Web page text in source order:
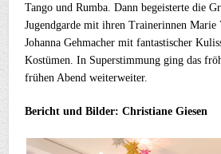
Tango und Rumba. Dann begeisterte die
Jugendgarde mit ihren Trainerinnen Marie
Johanna Gehmacher mit fantastischer
Kostümen. In Superstimmung ging das
frühen Abend weiterweiter.
Bericht und Bilder: Christiane Giesen